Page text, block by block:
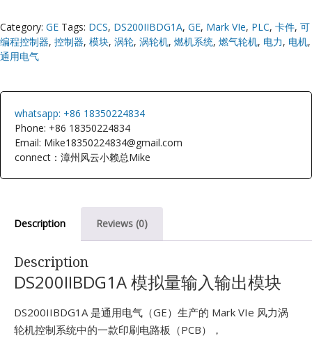
Category: GE Tags: DCS, DS200IIBDG1A, GE, Mark VIe, PLC, 卡件, 可
编程控制器, 控制器, 模块, 涡轮, 涡轮机, 燃机系统, 燃气轮机, 电力, 电机,
通用电气
whatsapp: +86 18350224834
Phone: +86 18350224834
Email: Mike18350224834@gmail.com
connect：漳州风云小赖总Mike
Description Reviews (0)
Description
DS200IIBDG1A 模拟量输入输出模块
DS200IIBDG1A 是通用电气（GE）生产的 Mark VIe 风力涡
轮机控制系统中的一款印刷电路板（PCB），